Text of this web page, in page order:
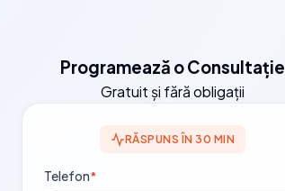
Programează o Consultație
Gratuit și fără obligații
RĂSPUNS ÎN 30 MIN
Telefon*